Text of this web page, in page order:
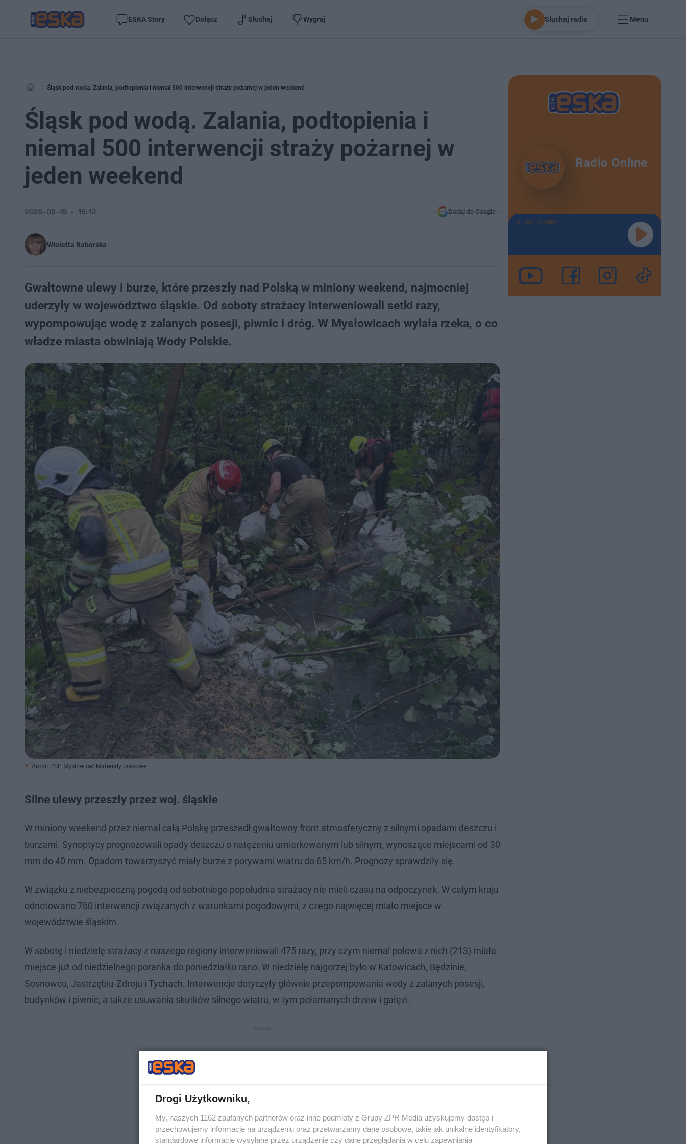
ESKA Story Dołącz Słuchaj Wygraj Słuchaj radia Menu
Śląsk pod wodą. Zalania, podtopienia i niemal 500 interwencji straży pożarnej w jeden weekend
Śląsk pod wodą. Zalania, podtopienia i
niemal 500 interwencji straży pożarnej w
jeden weekend
Wioletta Baborska
2025-09-15 15:12 Dodaj do Google
Gwałtowne ulewy i burze, które przeszły nad Polską w miniony weekend, najmocniej
uderzyły w województwo śląskie. Od soboty strażacy interweniowali setki razy,
wypompowując wodę z zalanych posesji, piwnic i dróg. W Mysłowicach wylała rzeka, o co
władze miasta obwiniają Wody Polskie.
Autor: PSP Mysłowice/ Materiały prasowe
Silne ulewy przeszły przez woj. śląskie
W miniony weekend przez niemal całą Polskę przeszedł gwałtowny front atmosferyczny z silnymi opadami deszczu i
burzami. Synoptycy prognozowali opady deszczu o natężeniu umiarkowanym lub silnym, wynoszące miejscami od 30
mm do 40 mm. Opadom towarzyszyć miały burze z porywami wiatru do 65 km/h. Prognozy sprawdziły się.
W związku z niebezpieczną pogodą od sobotniego popołudnia strażacy nie mieli czasu na odpoczynek. W całym kraju
odnotowano 760 interwencji związanych z warunkami pogodowymi, z czego najwięcej miało miejsce w
województwie śląskim.
W sobotę i niedzielę strażacy z naszego regiony interweniowali 475 razy, przy czym niemal połowa z nich (213) miała
miejsce już od niedzielnego poranka do poniedziałku rano. W niedzielę najgorzej było w Katowicach, Będzinie,
Sosnowcu, Jastrzębiu-Zdroju i Tychach. Interwencje dotyczyły głównie przepompowania wody z zalanych posesji,
budynków i piwnic, a także usuwania skutków silnego wiatru, w tym połamanych drzew i gałęzi.
Radio Online
TERAZ GRAMY
Drogi Użytkowniku,
My, naszych 1162 zaufanych partnerów oraz inne podmioty z Grupy ZPR Media uzyskujemy dostęp i
przechowujemy informacje na urządzeniu oraz przetwarzamy dane osobowe, takie jak unikalne identyfikatory,
standardowe informacje wysyłane przez urządzenie czy dane przeglądania w celu zapewniania